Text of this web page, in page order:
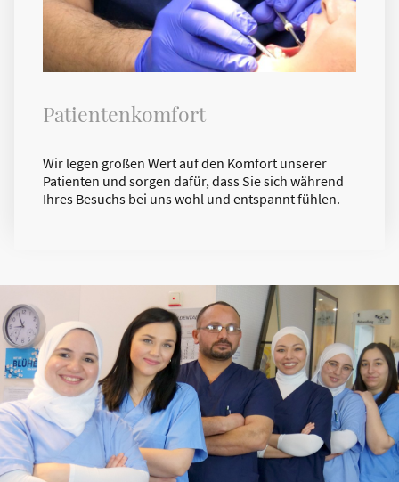
Patientenkomfort
Wir legen großen Wert auf den Komfort unserer
Patienten und sorgen dafür, dass Sie sich während
Ihres Besuchs bei uns wohl und entspannt fühlen.